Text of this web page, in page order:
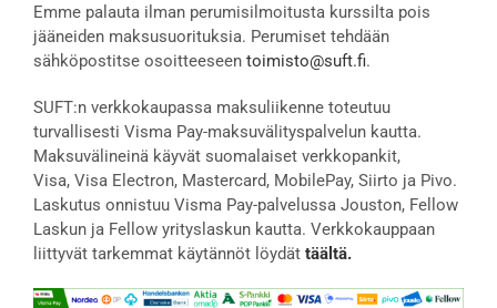
Emme palauta ilman perumisilmoitusta kurssilta pois
jääneiden maksusuorituksia. Perumiset tehdään
sähköpostitse osoitteeseen toimisto@suft.fi.
SUFT:n verkkokaupassa maksuliikenne toteutuu
turvallisesti Visma Pay-maksuvälityspalvelun kautta.
Maksuvälineinä käyvät suomalaiset verkkopankit,
Visa, Visa Electron, Mastercard, MobilePay, Siirto ja Pivo.
Laskutus onnistuu Visma Pay-palvelussa Jouston, Fellow
Laskun ja Fellow yrityslaskun kautta. Verkkokauppaan
liittyvät tarkemmat käytännöt löydät täältä.